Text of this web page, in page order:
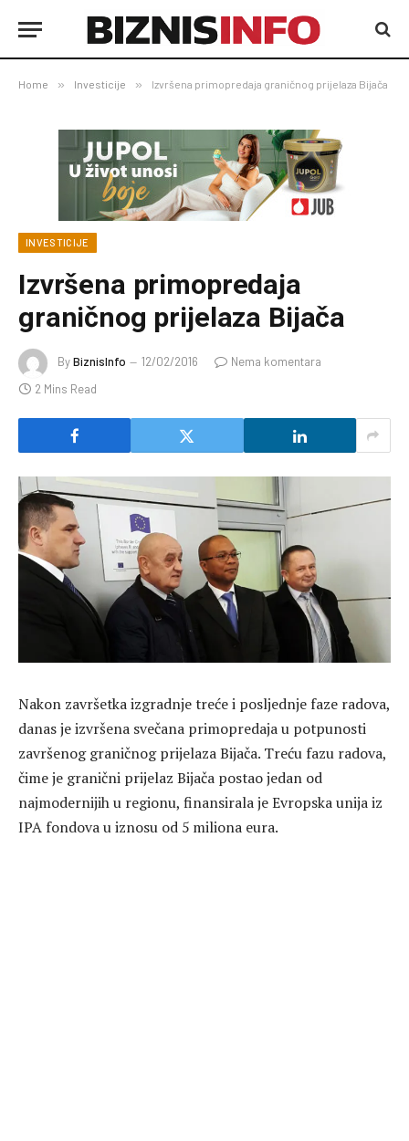
Home » Investicije » Izvršena primopredaja graničnog prijelaza Bijača
INVESTICIJE
Izvršena primopredaja
graničnog prijelaza Bijača
ByBiznisInfo 12/02/2016
Nema komentara
2 Mins Read
Nakon završetka izgradnje treće i posljednje faze radova,
danas je izvršena svečana primopredaja u potpunosti
završenog graničnog prijelaza Bijača. Treću fazu radova,
čime je granični prijelaz Bijača postao jedan od
najmodernijih u regionu, finansirala je Evropska unija iz
IPA fondova u iznosu od 5 miliona eura.